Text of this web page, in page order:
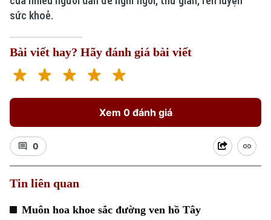
sức khoẻ.
Bài viết hay? Hãy đánh giá bài viết
Xem 0 đánh giá
0
Tin liên quan
Muôn hoa khoe sắc đường ven hồ Tây